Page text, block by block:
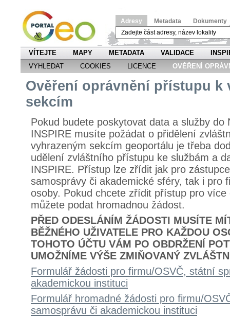
Adresy Metadata Dokumenty
VÍTEJTE MAPY METADATA VALIDACE
VYHLEDAT
COOKIES LICENCE OVĚŘENÍ
Ověření oprávnění přístupu k
sekcím
Pokud budete poskytovat data a služby do
INSPIRE musíte požádat o přidělení
vyhrazeným sekcím geoportálu je třeba
udělení zvláštního přístupu ke službám a
INSPIRE. Přístup lze zřídit jak pro
samosprávy či akademické sféry, tak i pro
osoby. Pokud chcete zřídit přístup pro
můžete podat hromadnou žádost.
PŘED ODESLÁNÍM ŽÁDOSTI MUSÍTE
BĚŽNÉHO UŽIVATELE PRO KAŽDOU
TOHOTO ÚČTU VÁM PO OBDRŽENÍ
UMOŽNÍME VÝŠE ZMIŇOVANÝ
Formulář žádosti pro firmu/OSVČ, státní
akademickou instituci
Formulář hromadné žádosti pro firmu/
samosprávu či akademickou instituci